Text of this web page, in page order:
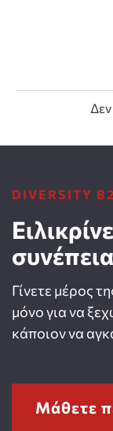
DIVERSITY
συνέπεια
Γίνετε μέρος
μόνο για να
κάποιον να
Μάθετε